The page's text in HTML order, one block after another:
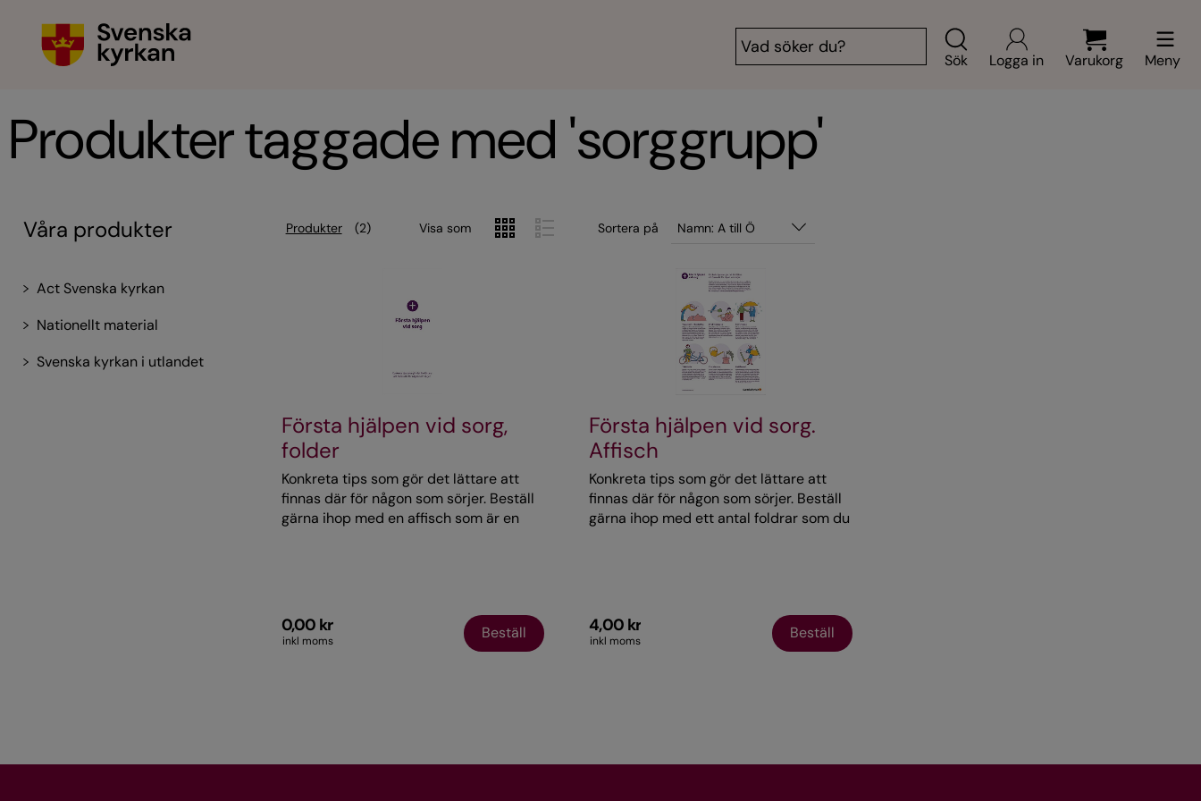
Logga in Varukorg Meny
Sök
Produkter taggade med 'sorggrupp'
Våra produkter
Act Svenska kyrkan
Nationellt material
Svenska kyrkan i utlandet
Produkter (2) Visa som Sortera på Namn: A till Ö
Första hjälpen vid sorg,
folder
Konkreta tips som gör det lättare att
finnas där för någon som sörjer. Beställ
gärna ihop med en affisch som är en
0,00 kr
inkl moms Beställ
Första hjälpen vid sorg.
Affisch
Konkreta tips som gör det lättare att
finnas där för någon som sörjer. Beställ
gärna ihop med ett antal foldrar som du
4,00 kr
inkl moms Beställ